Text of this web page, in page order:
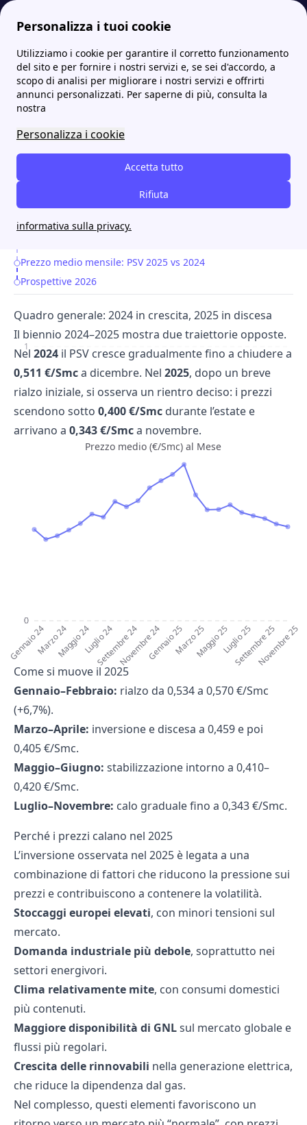
Personalizza i tuoi cookie
Utilizziamo i cookie per garantire il corretto funzionamento
del sito e per fornire i nostri servizi e, se sei d'accordo, a
scopo di analisi per migliorare i nostri servizi e offrirti
annunci personalizzati. Per saperne di più, consulta la
nostra
Personalizza i cookie
Accetta tutto
Rifiuta
informativa sulla privacy.
Papernest.it Report di papernest Prezzo del gas in calo del 35% nel 2025: inversione netta rispetto al 2024
Prezzo del gas in calo del
35% nel 2025: inversione
netta rispetto al 2024
Table of Contents
Confronto con il 2021: perché è un benchmark utile
Prezzo medio mensile: PSV 2025 vs 2024
Prospettive 2026
Quadro generale: 2024 in crescita, 2025 in discesa
Il biennio 2024–2025 mostra due traiettorie opposte.
Nel 2024 il PSV cresce gradualmente fino a chiudere a
0,511 €/Smca dicembre. Nel 2025, dopo un breve
rialzo iniziale, si osserva un rientro deciso: i prezzi
scendono sotto 0,400 €/Smc durante l’estate e
arrivano a 0,343 €/Smca novembre.
Prezzo medio (€/Smc) al Mese
0
0
0
0
0
1
Gennaio 24Marzo 24Maggio 24Luglio 24
Settembre 24Novembre 24Gennaio 25Marzo 25Maggio 25Luglio 25
Settembre 25Novembre 25
Come si muove il 2025
Gennaio–Febbraio: rialzo da 0,534 a 0,570 €/Smc
(+6,7%).
Marzo–Aprile: inversione e discesa a 0,459 e poi
0,405 €/Smc.
Maggio–Giugno: stabilizzazione intorno a 0,410–
0,420 €/Smc.
Luglio–Novembre: calo graduale fino a 0,343 €/Smc.
Perché i prezzi calano nel 2025
L’inversione osservata nel 2025 è legata a una
combinazione di fattori che riducono la pressione sui
prezzi e contribuiscono a contenere la volatilità.
Stoccaggi europei elevati, con minori tensioni sul
mercato.
Domanda industriale più debole, soprattutto nei
settori energivori.
Clima relativamente mite, con consumi domestici
più contenuti.
Maggiore disponibilità di GNLsul mercato globale e
flussi più regolari.
Crescita delle rinnovabili nella generazione elettrica,
che riduce la dipendenza dal gas.
Nel complesso, questi elementi favoriscono un